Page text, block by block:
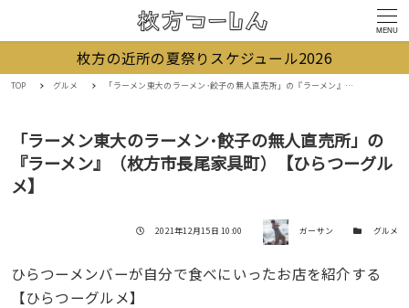
MENU
枚方の近所の夏祭りスケジュール2026
TOP グルメ 「ラーメン東大のラーメン･餃子の無人直売所」の『ラーメン』（枚方市長尾家具町）【ひらつーグルメ】
「ラーメン東大のラーメン･餃子の無人直売所」の
『ラーメン』（枚方市長尾家具町）【ひらつーグル
メ】
投稿日
2021年12月15日 10:00 著者 ガーサン カテゴリー
グルメ
ひらつーメンバーが自分で食べにいったお店を紹介する
【ひらつーグルメ】